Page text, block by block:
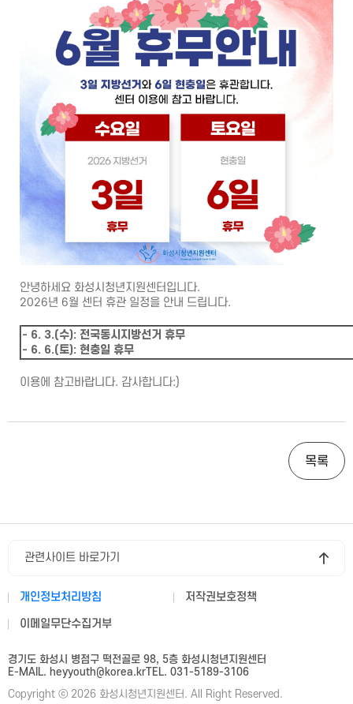
안녕하세요 화성시청년지원센터입니다.
2026년 6월 센터 휴관 일정을 안내 드립니다.
- 6. 3.(수): 전국동시지방선거 휴무
- 6. 6.(토): 현충일 휴무
이용에 참고바랍니다. 감사합니다:)
목록
개인정보처리방침
저작권보호정책
이메일무단수집거부
경기도 화성시 병점구 떡전골로 98, 5층 화성시청년지원센터
E-MAIL. heyyouth@korea.krTEL. 031-5189-3106
Copyright ⓒ 2026 화성시청년지원센터. All Right Reserved.
관련사이트 바로가기